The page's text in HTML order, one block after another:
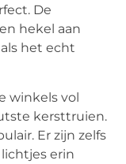
De
hekel aan
het echt
winkels vol
kersttruien.
Er zijn zelfs
erin